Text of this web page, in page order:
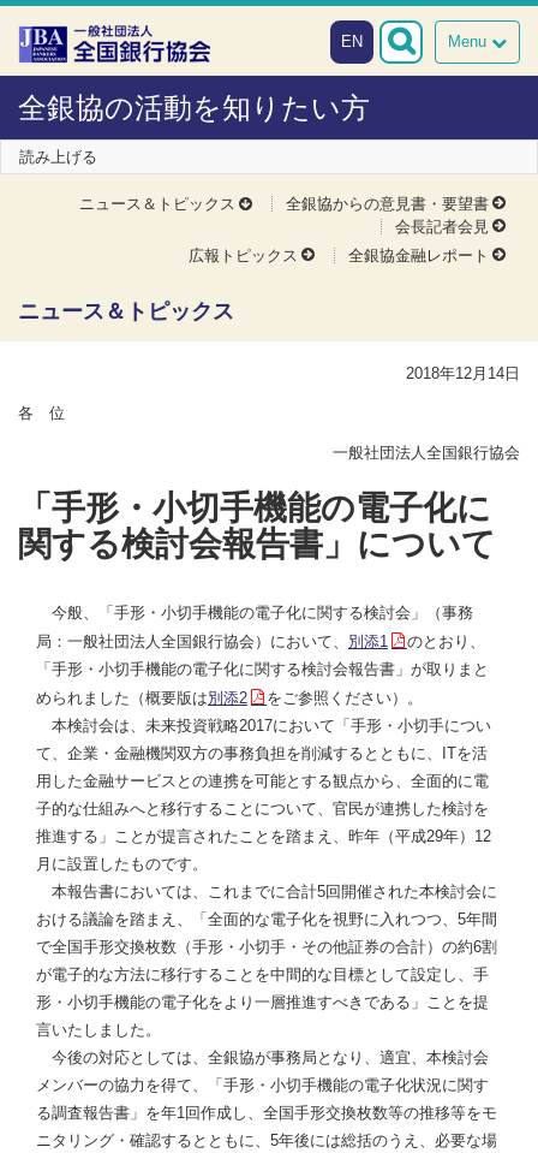
本文へスキップ
障がい者向け相談窓口
Menu
EN
全銀協の活動を知りたい方
読み上げる
ニュース＆トピックス
全銀協からの意見書・要望書
会長記者会見
広報トピックス
全銀協金融レポート
ニュース＆トピックス
2018年12月14日
各 位
一般社団法人全国銀行協会
「手形・小切手機能の電子化に
関する検討会報告書」について
今般、「手形・小切手機能の電子化に関する検討会」（事務
局：一般社団法人全国銀行協会）において、 別添1
のとおり、
「手形・小切手機能の電子化に関する検討会報告書」が取りまと
められました（概要版は別添2
をご参照ください）。
本検討会は、未来投資戦略2017において「手形・小切手につい
て、企業・金融機関双方の事務負担を削減するとともに、ITを活
用した金融サービスとの連携を可能とする観点から、全面的に電
子的な仕組みへと移行することについて、官民が連携した検討を
推進する」ことが提言されたことを踏まえ、昨年（平成29年）12
月に設置したものです。
本報告書においては、これまでに合計5回開催された本検討会に
おける議論を踏まえ、「全面的な電子化を視野に入れつつ、5年間
で全国手形交換枚数（手形・小切手・その他証券の合計）の約6割
が電子的な方法に移行することを中間的な目標として設定し、手
形・小切手機能の電子化をより一層推進すべきである」ことを提
言いたしました。
今後の対応としては、全銀協が事務局となり、適宜、本検討会
メンバーの協力を得て、「手形・小切手機能の電子化状況に関す
る調査報告書」を年1回作成し、全国手形交換枚数等の推移等をモ
ニタリング・確認するとともに、5年後には総括のうえ、必要な場